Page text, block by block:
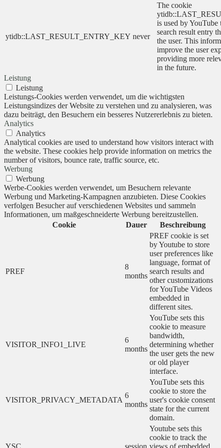
ytidb::LAST_RESULT_ENTRY_KEY never
The cookie
is used by YouTube
search result entry
the user. This
improve the user
providing more
in the future.
Leistung
Leistung
Leistungs-Cookies werden verwendet, um die wichtigsten
Leistungsindizes der Website zu verstehen und zu analysieren, was
dazu beiträgt, den Besuchern ein besseres Nutzererlebnis zu bieten.
Analytics
Analytics
Analytical cookies are used to understand how visitors interact with
the website. These cookies help provide information on metrics the
number of visitors, bounce rate, traffic source, etc.
Werbung
Werbung
Werbe-Cookies werden verwendet, um Besuchern relevante
Werbung und Marketing-Kampagnen anzubieten. Diese Cookies
verfolgen Besucher auf verschiedenen Websites und sammeln
Informationen, um maßgeschneiderte Werbung bereitzustellen.
Cookie
Dauer Beschreibung
PREF
8
months
PREF cookie is set
by Youtube to store
user preferences like
language, format of
search results and
other customizations
for YouTube Videos
embedded in
different sites.
VISITOR_INFO1_LIVE
6
months
YouTube sets this
cookie to measure
bandwidth,
determining whether
the user gets the new
or old player
interface.
VISITOR_PRIVACY_METADATA
6
months
YouTube sets this
cookie to store the
user's cookie consent
state for the current
domain.
YSC session
Youtube sets this
cookie to track the
views of embedded